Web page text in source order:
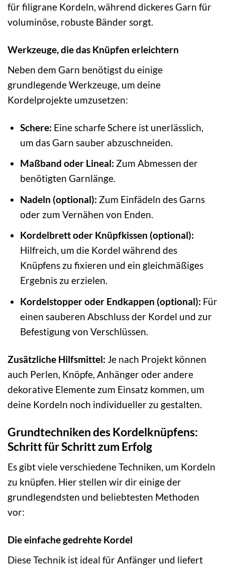
für filigrane Kordeln, während dickeres Garn für
voluminöse, robuste Bänder sorgt.
Werkzeuge, die das Knüpfen erleichtern
Neben dem Garn benötigst du einige
grundlegende Werkzeuge, um deine
Kordelprojekte umzusetzen:
Schere: Eine scharfe Schere ist unerlässlich,
um das Garn sauber abzuschneiden.
Maßband oder Lineal: Zum Abmessen der
benötigten Garnlänge.
Nadeln (optional): Zum Einfädeln des Garns
oder zum Vernähen von Enden.
Kordelbrett oder Knüpfkissen (optional):
Hilfreich, um die Kordel während des
Knüpfens zu fixieren und ein gleichmäßiges
Ergebnis zu erzielen.
Kordelstopper oder Endkappen (optional): Für
einen sauberen Abschluss der Kordel und zur
Befestigung von Verschlüssen.
Zusätzliche Hilfsmittel: Je nach Projekt können
auch Perlen, Knöpfe, Anhänger oder andere
dekorative Elemente zum Einsatz kommen, um
deine Kordeln noch individueller zu gestalten.
Grundtechniken des Kordelknüpfens:
Schritt für Schritt zum Erfolg
Es gibt viele verschiedene Techniken, um Kordeln
zu knüpfen. Hier stellen wir dir einige der
grundlegendsten und beliebtesten Methoden
vor:
Die einfache gedrehte Kordel
Diese Technik ist ideal für Anfänger und liefert